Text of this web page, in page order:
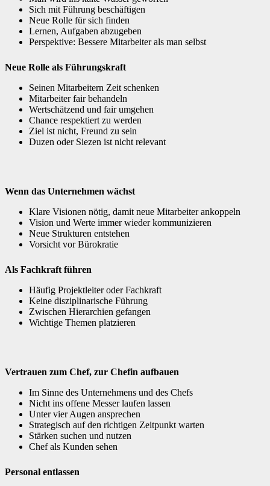
Sich mit Führung beschäftigen
Neue Rolle für sich finden
Lernen, Aufgaben abzugeben
Perspektive: Bessere Mitarbeiter als man selbst
Neue Rolle als Führungskraft
Seinen Mitarbeitern Zeit schenken
Mitarbeiter fair behandeln
Wertschätzend und fair umgehen
Chance respektiert zu werden
Ziel ist nicht, Freund zu sein
Duzen oder Siezen ist nicht relevant
Wenn das Unternehmen wächst
Klare Visionen nötig, damit neue Mitarbeiter ankoppeln
Vision und Werte immer wieder kommunizieren
Neue Strukturen entstehen
Vorsicht vor Bürokratie
Als Fachkraft führen
Häufig Projektleiter oder Fachkraft
Keine disziplinarische Führung
Zwischen Hierarchien gefangen
Wichtige Themen platzieren
Vertrauen zum Chef, zur Chefin aufbauen
Im Sinne des Unternehmens und des Chefs
Nicht ins offene Messer laufen lassen
Unter vier Augen ansprechen
Strategisch auf den richtigen Zeitpunkt warten
Stärken suchen und nutzen
Chef als Kunden sehen
Personal entlassen